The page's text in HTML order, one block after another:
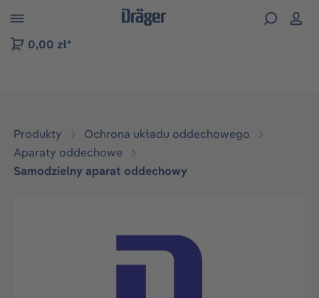
do nawigacji na platformie B2B
0,00 zł*
Produkty
Ochrona układu oddechowego
Aparaty oddechowe
Samodzielny aparat oddechowy
Pomiń galerię zdjęć